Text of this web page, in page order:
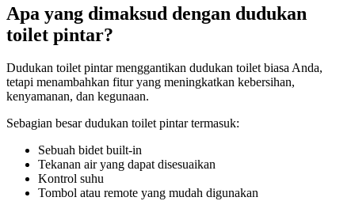
Apa yang dimaksud dengan dudukan
toilet pintar?
Dudukan toilet pintar menggantikan dudukan toilet biasa Anda,
tetapi menambahkan fitur yang meningkatkan kebersihan,
kenyamanan, dan kegunaan.
Sebagian besar dudukan toilet pintar termasuk:
Sebuah bidet built-in
Tekanan air yang dapat disesuaikan
Kontrol suhu
Tombol atau remote yang mudah digunakan